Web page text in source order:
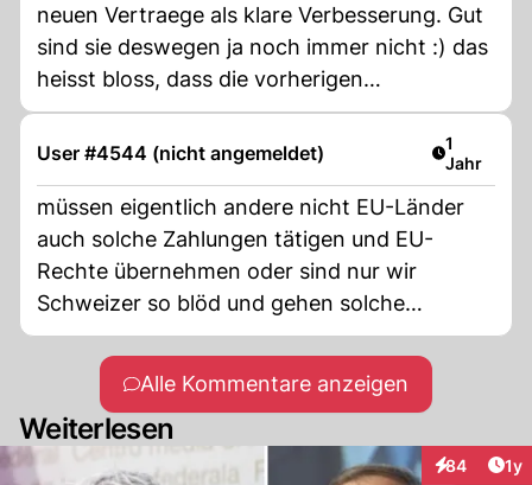
neuen Vertraege als klare Verbesserung. Gut
sind sie deswegen ja noch immer nicht :) das
heisst bloss, dass die vorherigen
Rahmenabkommen so richtig schlecht waren
und sie wohl sehr zurecht abgelehnt wurden
User #4544 (nicht angemeldet) Artikel
1
Jahr
müssen eigentlich andere nicht EU-Länder
auch solche Zahlungen tätigen und EU-
Rechte übernehmen oder sind nur wir
Schweizer so blöd und gehen solche
Verträge ein.
Alle Kommentare anzeigen
Weiterlesen
84 1y